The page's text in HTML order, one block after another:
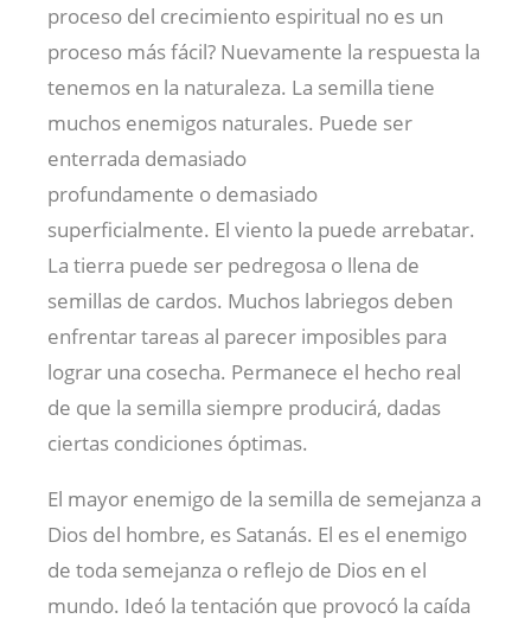
proceso del crecimiento espiritual no es un
proceso más fácil? Nuevamente la respuesta la
tenemos en la naturaleza. La semilla tiene
muchos enemigos naturales. Puede ser
enterrada demasiado
profundamente o demasiado
superficialmente. El viento la puede arrebatar.
La tierra puede ser pedregosa o llena de
semillas de cardos. Muchos labriegos deben
enfrentar tareas al parecer imposibles para
lograr una cosecha. Permanece el hecho real
de que la semilla siempre producirá, dadas
ciertas condiciones óptimas.
El mayor enemigo de la semilla de semejanza a
Dios del hombre, es Satanás. El es el enemigo
de toda semejanza o reflejo de Dios en el
mundo. Ideó la tentación que provocó la caída